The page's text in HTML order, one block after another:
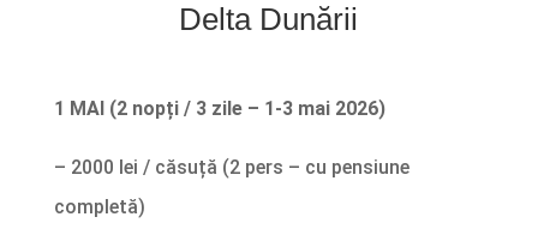
Delta Dunării
1 MAI (2 nopți / 3 zile – 1-3 mai 2026)
– 2000 lei / căsuță (2 pers – cu pensiune
completă)